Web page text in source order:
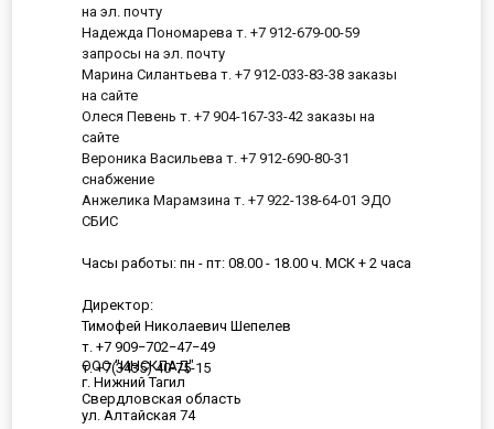
ООО "ИНСКЛАД"
г. Нижний Тагил
Свердловская область
ул. Алтайская 74
на эл. почту
Надежда Пономарева т. +7 912-679-00-59
запросы на эл. почту
Марина Силантьева т. +7 912-033-83-38 заказы
на сайте
Олеся Певень т. +7 904-167-33-42 заказы на
сайте
Вероника Васильева т. +7 912-690-80-31
снабжение
Анжелика Марамзина т. +7 922-138-64-01 ЭДО
СБИС
Часы работы: пн - пт: 08.00 - 18.00 ч. МСК + 2 часа
Директор:
Тимофей Николаевич Шепелев
т. +7 909−702−47−49
т. +7(3435) 40-75-15